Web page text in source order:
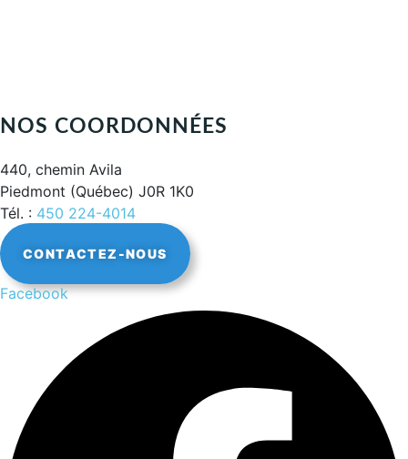
NOS COORDONNÉES
440, chemin Avila
Piedmont (Québec) J0R 1K0
Tél. : 450 224-4014
CONTACTEZ-NOUS
Facebook